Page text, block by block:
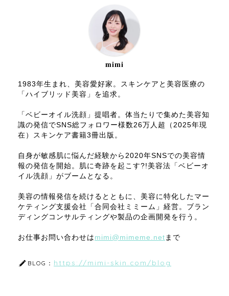
mimi
1983年生まれ、美容愛好家。スキンケアと美容医療の
「ハイブリッド美容」を追求。
「ベビーオイル洗顔」提唱者。体当たりで集めた美容知
識の発信でSNS総フォロワー様数26万人超（2025年現
在）スキンケア書籍3冊出版。
自身が敏感肌に悩んだ経験から2020年SNSでの美容情
報の発信を開始。肌に奇跡を起こす?!美容法「ベビーオ
イル洗顔」がブームとなる。
美容の情報発信を続けるとともに、美容に特化したマー
ケティング支援会社「合同会社ミミーム」経営。ブラン
ディングコンサルティングや製品の企画開発を行う。
お仕事お問い合わせは mimi@mimeme.net まで
BLOG： https://mimi-skin.com/blog